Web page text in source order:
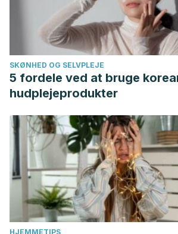
SKØNHED OG SELVPLEJE
5 fordele ved at bruge
hudplejeprodukter
HJEMMETIPS